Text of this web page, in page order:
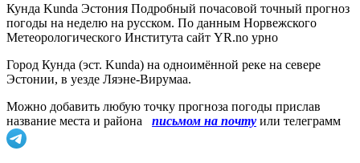
Кунда Kunda Эстония Подробный почасовой точный прогноз
погоды на неделю на русском. По данным Норвежского
Метеорологического Института сайт YR.no урно
Город Кунда (эст. Kunda) на одноимённой реке на севере
Эстонии, в уезде Ляэне-Вирумаа.
Можно добавить любую точку прогноза погоды прислав
название места и района
письмом на почту или телеграмм